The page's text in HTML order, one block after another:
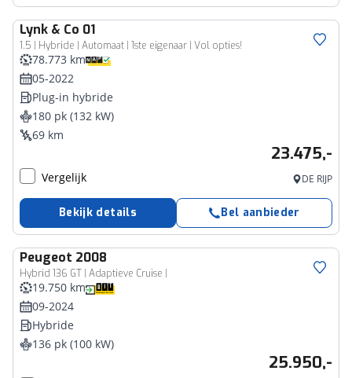
Lynk & Co 01
1.5 | Hybride | Automaat | 1ste eigenaar | Vol opties!
78.773 km
05-2022
Plug-in hybride
180 pk (132 kW)
69 km
23.475,-
Vergelijk DE RIJP
Bekijk details Bel aanbieder
Peugeot 2008
Hybrid 136 GT | Adaptieve Cruise |
19.750 km
09-2024
Hybride
136 pk (100 kW)
25.950,-